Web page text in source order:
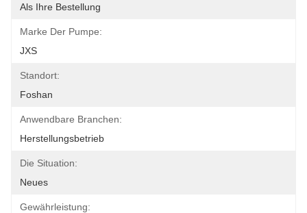
Als Ihre Bestellung
Marke Der Pumpe:
JXS
Standort:
Foshan
Anwendbare Branchen:
Herstellungsbetrieb
Die Situation:
Neues
Gewährleistung: